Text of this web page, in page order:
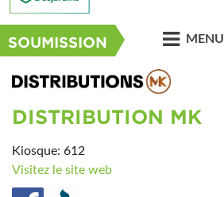
SOUMISSION MENU
DISTRIBUTION MK
Kiosque: 612
Visitez le site web